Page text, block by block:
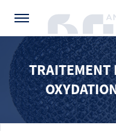
TRAITEMENT